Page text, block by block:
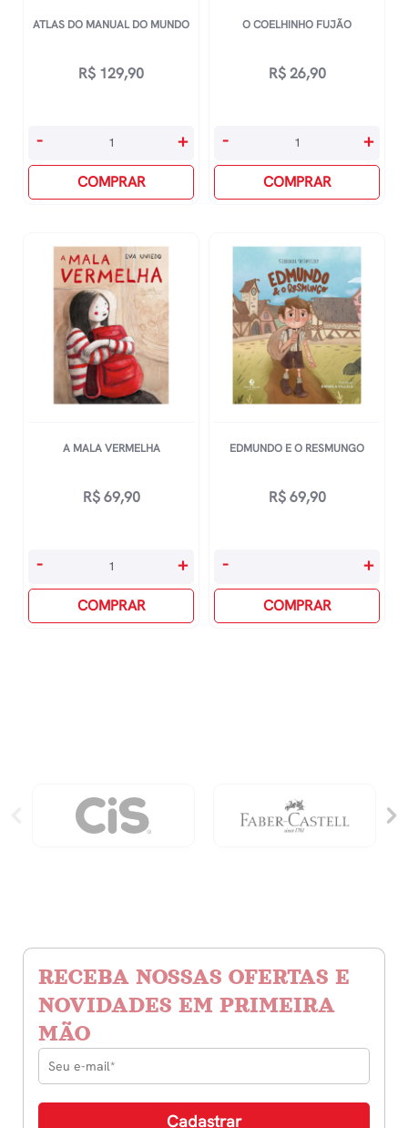
ATLAS DO MANUAL DO MUNDO
R$ 129,90
Atlas
Do
quantidade
- +
COMPRAR
O COELHINHO FUJÃO
R$26,90
O
quantidade
- +
COMPRAR
A MALA VERMELHA
R$69,90
Vermelha
quantidade
- +
COMPRAR
EDMUNDO E O RESMUNGO
R$69,90
Edmundo
Resmungo
- +
COMPRAR
RECEBA NOSSAS OFERTAS E
NOVIDADES EM PRIMEIRA
MÃO